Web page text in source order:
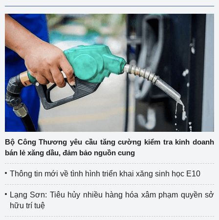
Bộ Công Thương yêu cầu tăng cường kiểm tra kinh doanh
bán lẻ xăng dầu, đảm bảo nguồn cung
Thông tin mới về tình hình triển khai xăng sinh học E10
Lạng Sơn: Tiêu hủy nhiều hàng hóa xâm phạm quyền sở
hữu trí tuệ